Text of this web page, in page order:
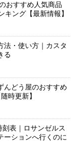
おすすめ人気商品
キング【最新情報】
法・使い方｜カスタ
る
んどう屋のおすすめ
時更新】
表｜ロサンゼルス
ーションへ行くのに